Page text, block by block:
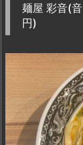
麺屋 彩音(
円)